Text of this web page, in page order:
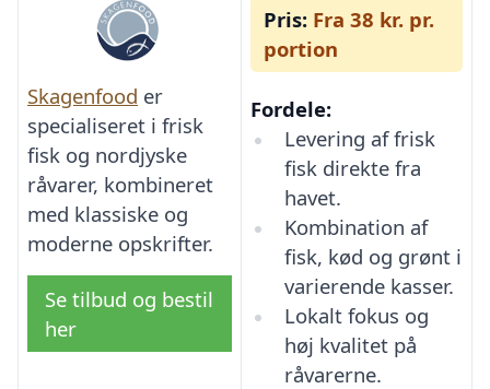
Skagenfood er
specialiseret i frisk
fisk og nordjyske
råvarer, kombineret
med klassiske og
moderne opskrifter.
Se tilbud og bestil
her
Pris: Fra 38 kr. pr.
portion
Fordele:
Levering af frisk
fisk direkte fra
havet.
Kombination af
fisk, kød og grønt i
varierende kasser.
Lokalt fokus og
høj kvalitet på
råvarerne.